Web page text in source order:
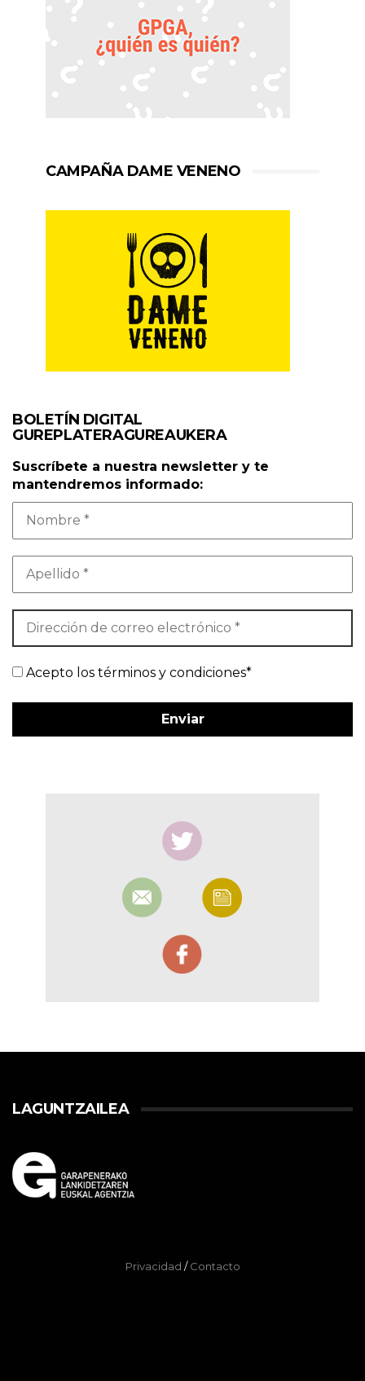
CAMPAÑA DAME VENENO
BOLETÍN DIGITAL
GUREPLATERAGUREAUKERA
Suscríbete a nuestra newsletter y te
mantendremos informado:
Acepto los términos y condiciones*
LAGUNTZAILEA
Privacidad /Contacto